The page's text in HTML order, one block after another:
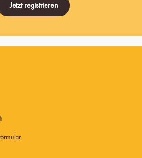
Jetzt registrieren
.